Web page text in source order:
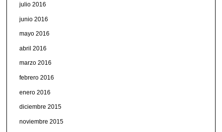
julio 2016
junio 2016
mayo 2016
abril 2016
marzo 2016
febrero 2016
enero 2016
diciembre 2015
noviembre 2015